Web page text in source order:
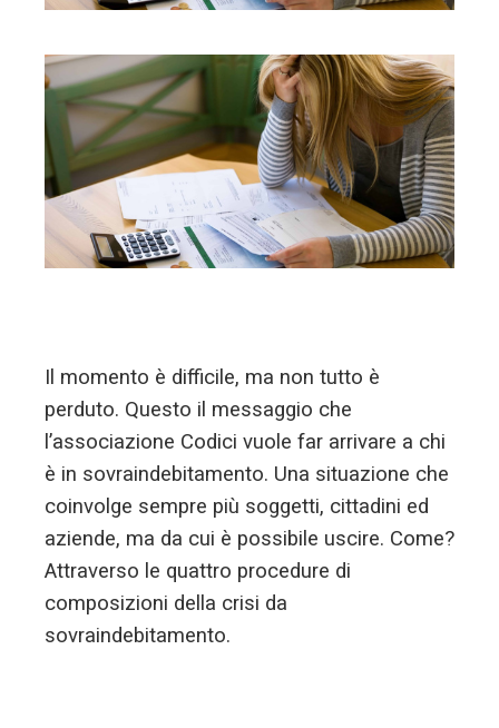
Il momento è difficile, ma non tutto è
perduto. Questo il messaggio che
l’associazione Codici vuole far arrivare a chi
è in sovraindebitamento. Una situazione che
coinvolge sempre più soggetti, cittadini ed
aziende, ma da cui è possibile uscire. Come?
Attraverso le quattro procedure di
composizioni della crisi da
sovraindebitamento.